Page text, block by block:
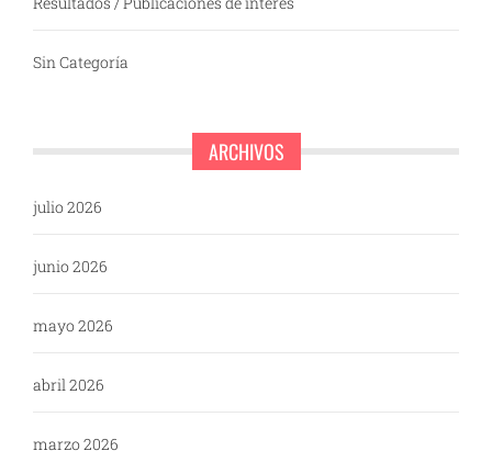
Sin Categoría
ARCHIVOS
julio 2026
junio 2026
mayo 2026
abril 2026
marzo 2026